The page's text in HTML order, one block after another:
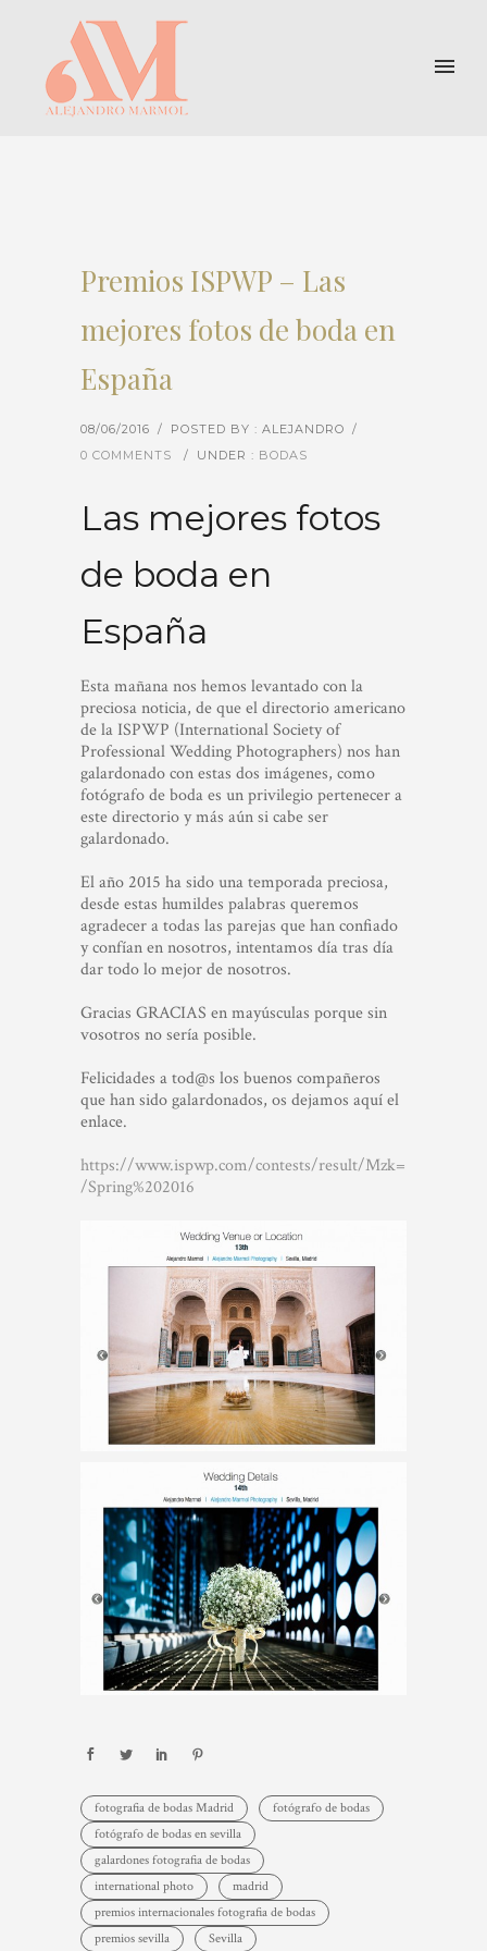
Premios ISPWP – Las
mejores fotos de boda en
España
08/06/2016 / POSTED BY : ALEJANDRO /
0 COMMENTS
/ UNDER : BODAS
Las mejores fotos
de boda en
España
Esta mañana nos hemos levantado con la
preciosa noticia, de que el directorio americano
de la ISPWP (International Society of
Professional Wedding Photographers) nos han
galardonado con estas dos imágenes, como
fotógrafo de boda es un privilegio pertenecer a
este directorio y más aún si cabe ser
galardonado.
El año 2015 ha sido una temporada preciosa,
desde estas humildes palabras queremos
agradecer a todas las parejas que han confiado
y confían en nosotros, intentamos día tras día
dar todo lo mejor de nosotros.
Gracias GRACIAS en mayúsculas porque sin
vosotros no sería posible.
Felicidades a tod@s los buenos compañeros
que han sido galardonados, os dejamos aquí el
enlace.
https://www.ispwp.com/contests/result/Mzk=
/Spring%202016
fotografia de bodas Madrid
fotógrafo de bodas
fotógrafo de bodas en sevilla
galardones fotografia de bodas
international photo
madrid
premios internacionales fotografia de bodas
premios sevilla
Sevilla